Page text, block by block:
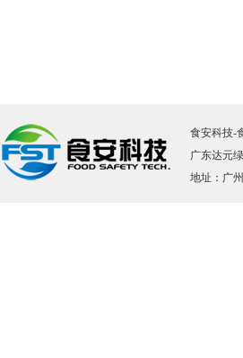
食安科技-
广东达元
地址：广